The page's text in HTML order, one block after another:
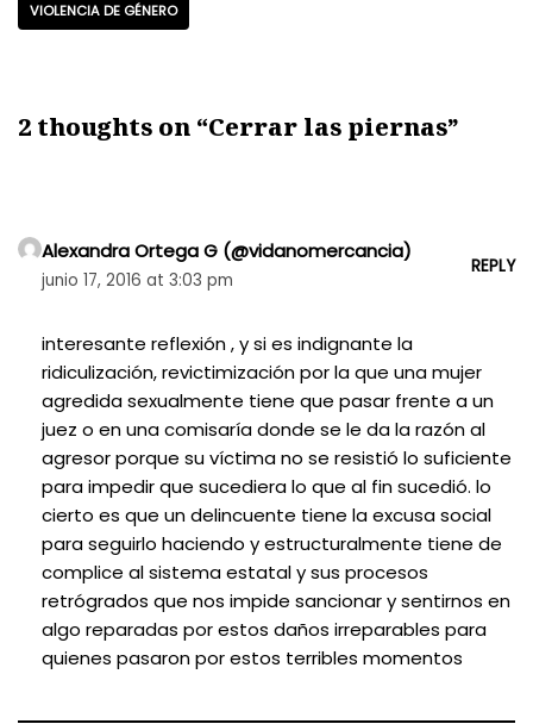
VIOLENCIA DE GÉNERO
2 thoughts on “Cerrar las piernas”
Alexandra Ortega G (@vidanomercancia)
junio 17, 2016 at 3:03 pm
REPLY
interesante reflexión , y si es indignante la
ridiculización, revictimización por la que una mujer
agredida sexualmente tiene que pasar frente a un
juez o en una comisaría donde se le da la razón al
agresor porque su víctima no se resistió lo suficiente
para impedir que sucediera lo que al fin sucedió. lo
cierto es que un delincuente tiene la excusa social
para seguirlo haciendo y estructuralmente tiene de
complice al sistema estatal y sus procesos
retrógrados que nos impide sancionar y sentirnos en
algo reparadas por estos daños irreparables para
quienes pasaron por estos terribles momentos